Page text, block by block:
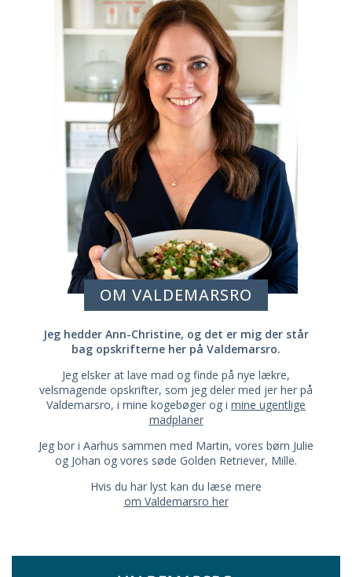
OM VALDEMARSRO
Jeg hedder Ann-Christine, og det er mig der står
bag opskrifterne her på Valdemarsro.
Jeg elsker at lave mad og finde på nye lækre,
velsmagende opskrifter, som jeg deler med jer her på
Valdemarsro, i mine kogebøger og i mine ugentlige
madplaner
Jeg bor i Aarhus sammen med Martin, vores børn Julie
og Johan og vores søde Golden Retriever, Mille.
Hvis du har lyst kan du læse mere
om Valdemarsro her